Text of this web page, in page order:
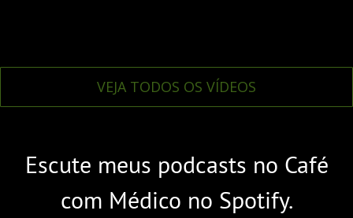
VEJA TODOS OS VÍDEOS
Escute meus podcasts no Café
com Médico no Spotify.